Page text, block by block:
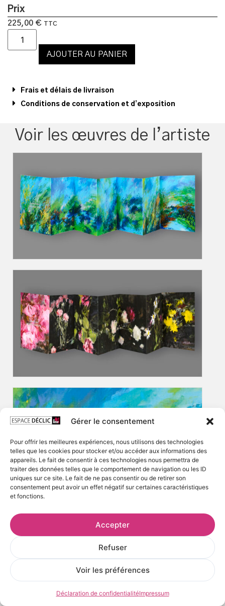
Gérer le consentement
Pour offrir les meilleures expériences, nous utilisons des technologies
telles que les cookies pour stocker et/ou accéder aux informations des
appareils. Le fait de consentir à ces technologies nous permettra de
traiter des données telles que le comportement de navigation ou les ID
uniques sur ce site. Le fait de ne pas consentir ou de retirer son
consentement peut avoir un effet négatif sur certaines caractéristiques
et fonctions.
Accepter
Refuser
Voir les préférences
Déclaration de confidentialitéImpressum
Prix
225,00 € TTC
AJOUTER AU PANIER
Frais et délais de livraison
Conditions de conservation et d’exposition
Voir les œuvres de l’artiste